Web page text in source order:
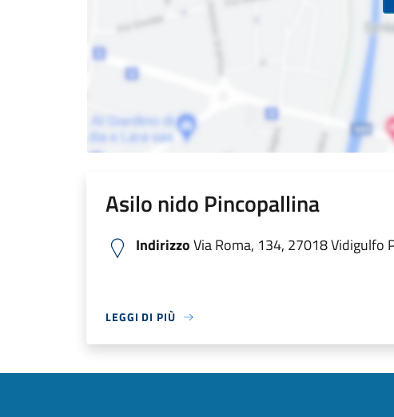
Asilo nido Pincopallina
IndirizzoVia Roma, 134, 27018 Vidigulfo
LEGGI DI PIÙ